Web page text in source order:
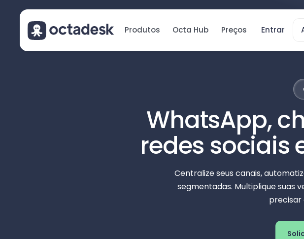
Entrar
Produtos Octa Hub Preços
WhatsApp,
redes sociais
Centralize seus canais,
segmentadas. Multiplique suas
precisar